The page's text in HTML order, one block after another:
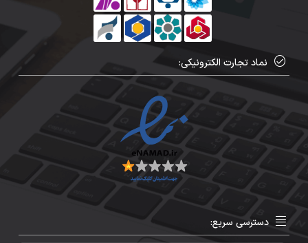
نماد تجارت الکترونیکی:
دسترسی سریع: